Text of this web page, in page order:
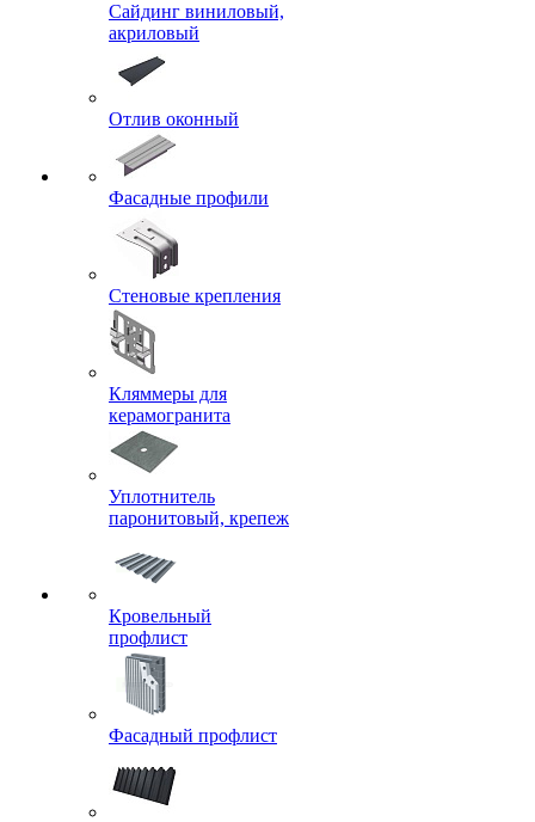
Сайдинг виниловый,
акриловый
Отлив оконный
Фасадные профили
Стеновые крепления
Кляммеры для
керамогранита
Уплотнитель
паронитовый, крепеж
Кровельный
профлист
Фасадный профлист